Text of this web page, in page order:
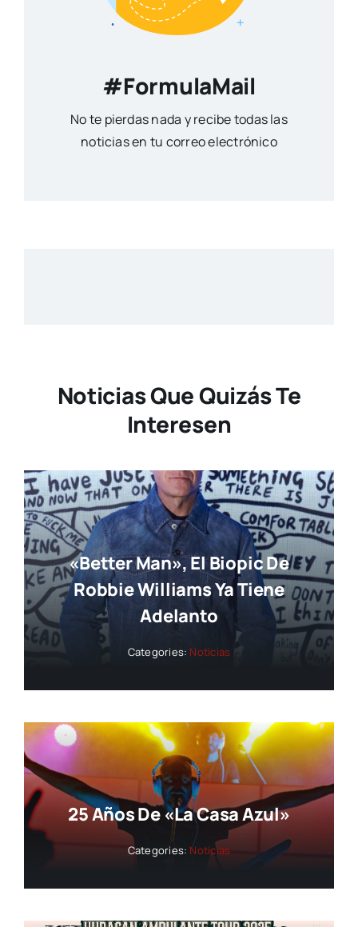
#FormulaMail
No te pierdas nada y recibe todas las
noticias en tu correo electrónico
Noticias Que Quizás Te
Interesen
«Better Man», El Biopic De
Robbie Williams Ya Tiene
Adelanto
Categories: Noticias
25 Años De «La Casa Azul»
Categories: Noticias